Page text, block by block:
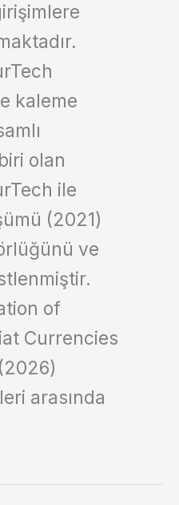
kaleme
olan
ile
(2021)
ve
of
Currencies
(2026)
arasında